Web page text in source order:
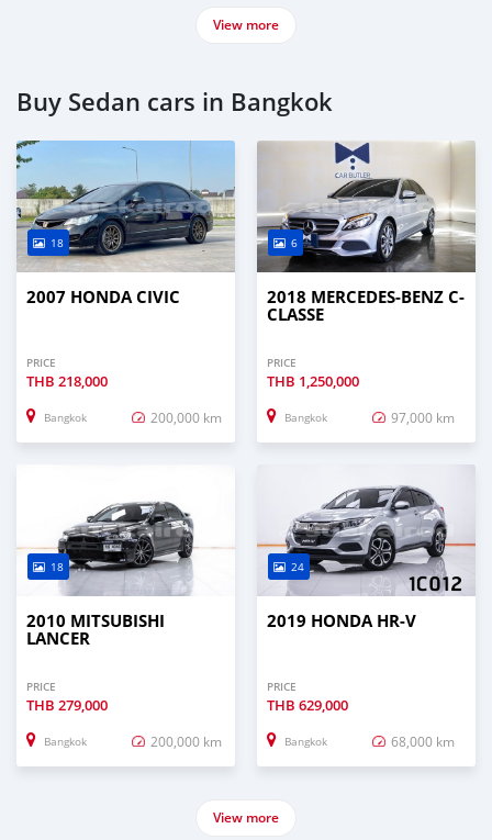
View more
Buy Sedan cars in Bangkok
18
2007 HONDA CIVIC
PRICE
THB 218,000
Bangkok 200,000 km
6
2018 MERCEDES-BENZ C-
CLASSE
PRICE
THB 1,250,000
Bangkok 97,000 km
18
2010 MITSUBISHI
LANCER
PRICE
THB 279,000
Bangkok 200,000 km
24
2019 HONDA HR-V
PRICE
THB 629,000
Bangkok 68,000 km
View more